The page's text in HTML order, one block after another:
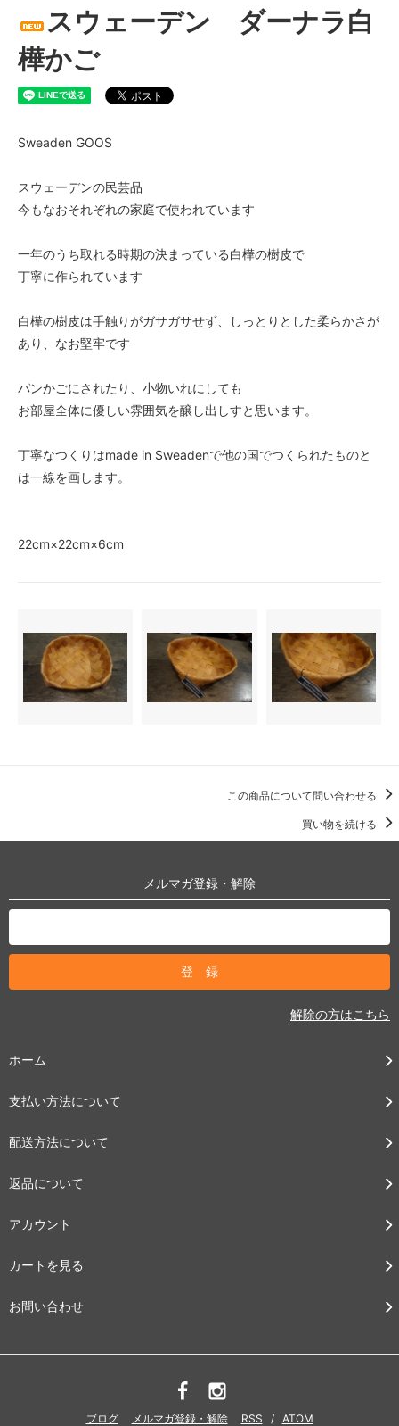
スウェーデン ダーナラ白
樺かご
Sweaden GOOS
スウェーデンの民芸品
今もなおそれぞれの家庭で使われています
一年のうち取れる時期の決まっている白樺の樹皮で
丁寧に作られています
白樺の樹皮は手触りがガサガサせず、しっとりとした柔らかさが
あり、なお堅牢です
パンかごにされたり、小物いれにしても
お部屋全体に優しい雰囲気を醸し出しすと思います。
丁寧なつくりはmade in Sweadenで他の国でつくられたものと
は一線を画します。
22cm×22cm×6cm
この商品について問い合わせる
買い物を続ける
メルマガ登録・解除
解除の方はこちら
ホーム
支払い方法について
配送方法について
返品について
アカウント
カートを見る
お問い合わせ
ブログ メルマガ登録・解除 RSS / ATOM